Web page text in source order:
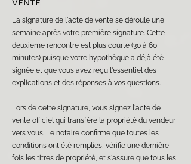
La signature de l'acte de vente se déroule une
semaine après votre première signature. Cette
deuxième rencontre est plus courte (30 à 60
minutes) puisque votre hypothèque a déjà été
signée et que vous avez reçu l'essentiel des
explications et des réponses à vos questions.
Lors de cette signature, vous signez l'acte de
vente officiel qui transfère la propriété du vendeur
vers vous. Le notaire confirme que toutes les
conditions ont été remplies, vérifie une dernière
fois les titres de propriété, et s'assure que tous les